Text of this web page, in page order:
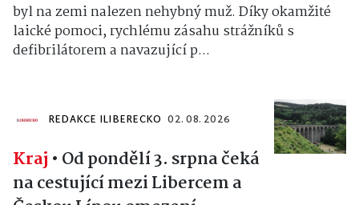
byl na zemi nalezen nehybný muž. Díky okamžité
laické pomoci, rychlému zásahu strážníků s
defibrilátorem a navazující p...
REDAKCE ILIBERECKO 02. 08. 2026
Kraj • Od pondělí 3. srpna čeká
na cestující mezi Libercem a